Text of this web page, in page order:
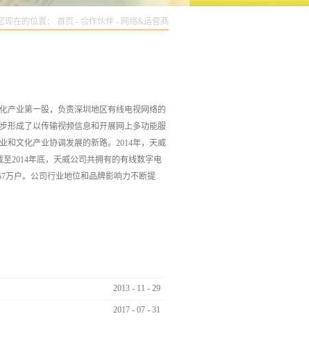
现在的位置： 首页 - 合作伙伴 - 网络&运营商
产业第一股，负责深圳地区有线电视网络的
形成了以传输视频信息和开展网上多功能服
和文化产业协调发展的新路。2014年，天威
2014年底，天威公司共拥有的有线数字电
万户。公司行业地位和品牌影响力不断提
2013 - 11 -29
2017 -07 -31